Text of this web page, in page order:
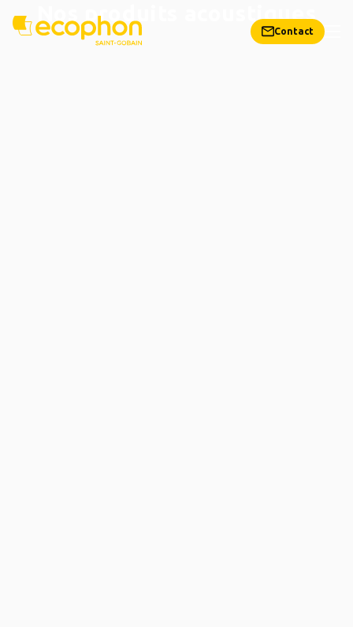
Contact
Nos produits acoustiques